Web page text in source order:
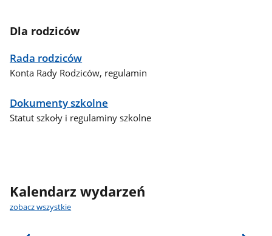
Dla rodziców
Rada rodziców
Konta Rady Rodziców, regulamin
Dokumenty szkolne
Statut szkoły i regulaminy szkolne
Kalendarz wydarzeń
zobacz wszystkie